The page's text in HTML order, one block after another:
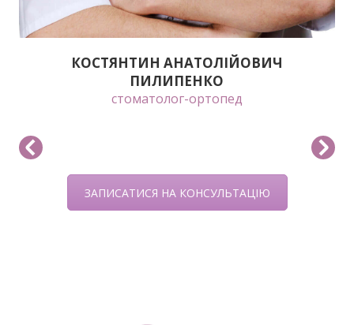
КОСТЯНТИН АНАТОЛІЙОВИЧ
ПИЛИПЕНКО
стоматолог-ортопед
ЗАПИСАТИСЯ НА КОНСУЛЬТАЦІЮ